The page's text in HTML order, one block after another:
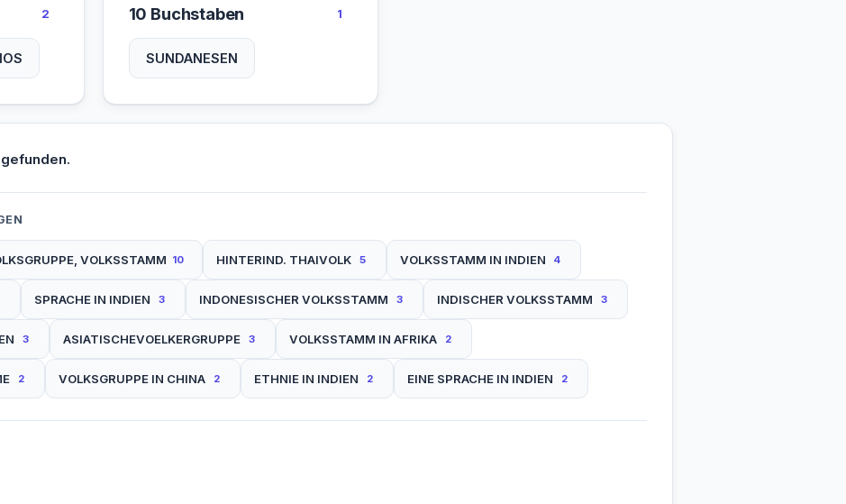
2 10 Buchstaben 1
SUNDANESEN
VOLKSSTAMM 10 HINTERIND. THAIVOLK 5 VOLKSSTAMM IN INDIEN 4
SPRACHE IN INDIEN 3 INDONESISCHER VOLKSSTAMM 3 INDISCHER VOLKSSTAMM 3
3 ASIATISCHEVOELKERGRUPPE 3 VOLKSSTAMM IN AFRIKA 2
2 VOLKSGRUPPE IN CHINA 2 ETHNIE IN INDIEN 2 EINE SPRACHE IN INDIEN 2